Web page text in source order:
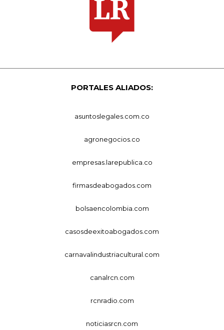
PORTALES ALIADOS:
asuntoslegales.com.co
agronegocios.co
empresas.larepublica.co
firmasdeabogados.com
bolsaencolombia.com
casosdeexitoabogados.com
carnavalindustriacultural.com
canalrcn.com
rcnradio.com
noticiasrcn.com